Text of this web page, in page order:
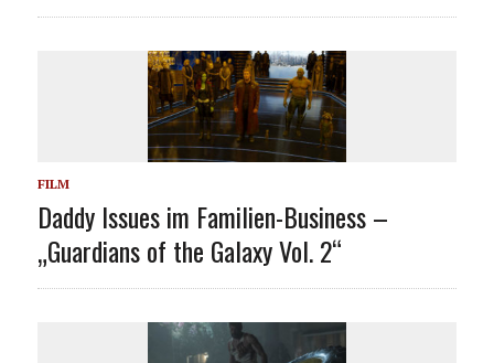
FILM
Daddy Issues im Familien-Business –
„Guardians of the Galaxy Vol. 2“